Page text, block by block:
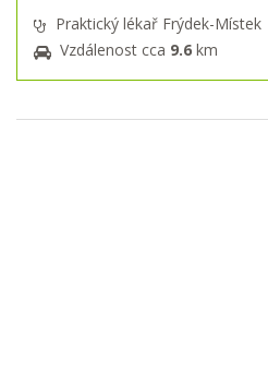
Praktický lékař Frýdek-Místek
Vzdálenost cca 9.6 km